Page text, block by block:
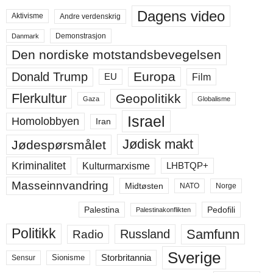
Aktivisme Andre verdenskrig Dagens video
Danmark Demonstrasjon
Den nordiske motstandsbevegelsen
Donald Trump EU Europa Film
Flerkultur Gaza Geopolitikk Globalisme
Homolobbyen Iran Israel
Jødespørsmålet Jødisk makt
Kriminalitet Kulturmarxisme LHBTQP+
Masseinnvandring Midtøsten NATO Norge
Palestina Palestinakonflikten Pedofili
Politikk Radio Russland Samfunn
Sensur Sionisme Storbritannia Sverige